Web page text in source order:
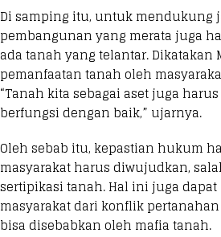
Di samping itu, untuk mendukung
pembangunan yang merata juga
ada tanah yang telantar. Dikatakan
pemanfaatan tanah oleh
“Tanah kita sebagai aset juga
berfungsi dengan baik,” ujarnya.
Oleh sebab itu, kepastian hukum
masyarakat harus diwujudkan,
sertipikasi tanah. Hal ini juga
masyarakat dari konflik
bisa disebabkan oleh mafia tanah.